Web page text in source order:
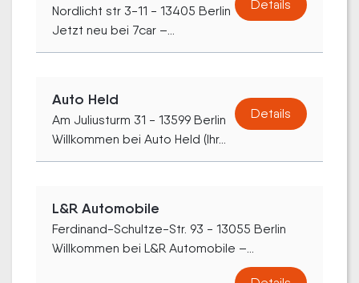
Nordlicht str 3-11 - 13405 Berlin
Jetzt neu bei 7car –...
Details
Auto Held
Am Juliusturm 31 - 13599 Berlin
Willkommen bei Auto Held (Ihr...
Details
L&R Automobile
Ferdinand-Schultze-Str. 93 - 13055 Berlin
Willkommen bei L&R Automobile –...